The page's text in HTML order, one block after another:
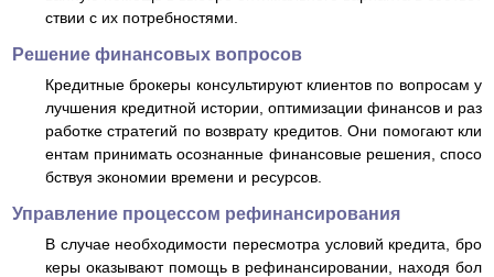
ствии с их потребностями.
Решение финансовых вопросов
Кредитные брокеры консультируют клиентов по вопросам у
лучшения кредитной истории, оптимизации финансов и раз
работке стратегий по возврату кредитов. Они помогают кли
ентам принимать осознанные финансовые решения, спосо
бствуя экономии времени и ресурсов.
Управление процессом рефинансирования
В случае необходимости пересмотра условий кредита, бро
керы оказывают помощь в рефинансировании, находя бол